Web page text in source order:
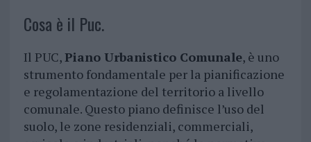
Cosa è il Puc.
Il PUC,Piano Urbanistico Comunale, è uno
strumento fondamentale per la pianificazione
e regolamentazione del territorio a livello
comunale. Questo piano definisce l’uso del
suolo, le zone residenziali, commerciali,